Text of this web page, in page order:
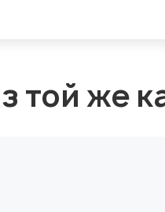
той же